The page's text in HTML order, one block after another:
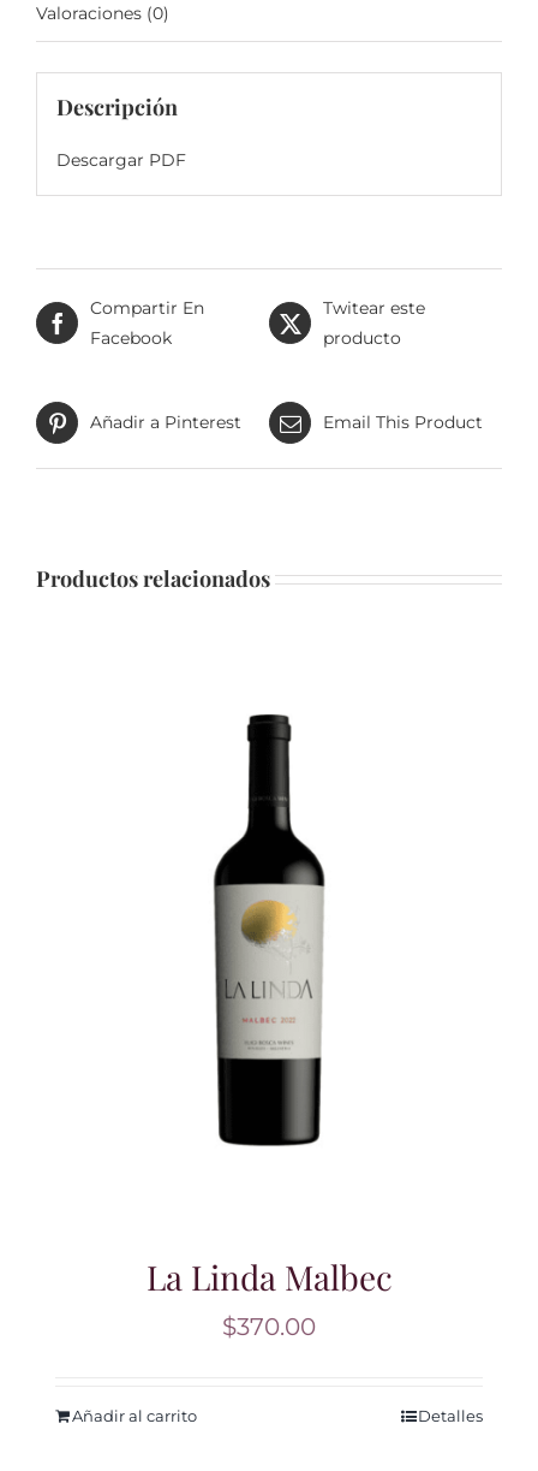
Valoraciones (0)
Descripción
Descargar PDF
Compartir En
Facebook
Twitear este
producto
Añadir a Pinterest Email This Product
Productos relacionados
La Linda Malbec
$370.00
Añadir al carrito Detalles